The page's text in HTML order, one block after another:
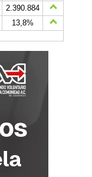
2.390.884
13,8%